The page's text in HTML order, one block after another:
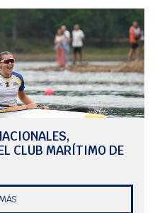
CLUB MARÍTIMO DE